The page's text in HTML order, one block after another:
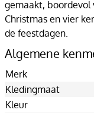
gemaakt, boordevol
Christmas en vier
de feestdagen.
Algemene
Merk
Kledingmaat
Kleur